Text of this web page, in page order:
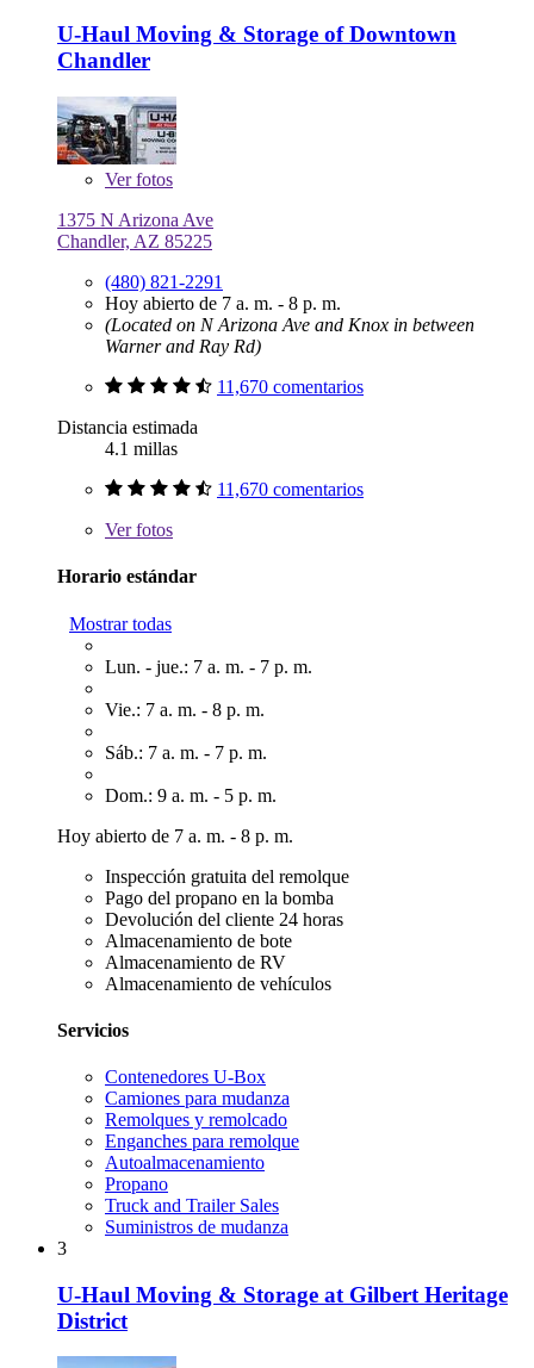
U-Haul Moving & Storage of Downtown
Chandler
Verfotos
1375 N Arizona Ave
Chandler, AZ 85225
(480) 821-2291
Hoy abierto de 7 a. m. - 8 p. m.
(Located on N Arizona Ave and Knox in between
Warner and Ray Rd)
11,670 comentarios
Distancia estimada
4.1 millas
11,670 comentarios
Verfotos
Horario estándar
Mostrar todas
Lun. - jue.: 7 a. m. - 7 p. m.
Vie.: 7 a. m. - 8 p. m.
Sáb.: 7 a. m. - 7 p. m.
Dom.: 9 a. m. - 5 p. m.
Hoy abierto de 7 a. m. - 8 p. m.
Inspección gratuita del remolque
Pago del propano en la bomba
Devolución del cliente 24 horas
Almacenamiento de bote
Almacenamiento de RV
Almacenamiento de vehículos
Servicios
Contenedores U-Box
Camiones para mudanza
Remolques y remolcado
Enganches para remolque
Autoalmacenamiento
Propano
Truck and Trailer Sales
Suministros de mudanza
3
U-Haul Moving & Storage at Gilbert Heritage
District